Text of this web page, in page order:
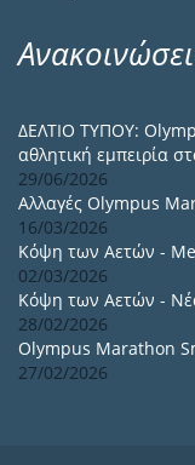
ΔΕΛΤΙΟ ΤΥΠΟΥ:
αθλητική εμπειρία
29/06/2026
Αλλαγές Olympus
16/03/2026
Κόψη των Αετών -
02/03/2026
Κόψη των Αετών -
28/02/2026
Olympus Marathon
27/02/2026